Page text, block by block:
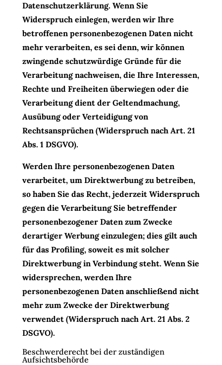
Datenschutzerklärung. Wenn Sie
Widerspruch einlegen, werden wir Ihre
betroffenen personenbezogenen Daten nicht
mehr verarbeiten, es sei denn, wir können
zwingende schutzwürdige Gründe für die
Verarbeitung nachweisen, die Ihre Interessen,
Rechte und Freiheiten überwiegen oder die
Verarbeitung dient der Geltendmachung,
Ausübung oder Verteidigung von
Rechtsansprüchen (Widerspruch nach Art. 21
Abs. 1 DSGVO).
Werden Ihre personenbezogenen Daten
verarbeitet, um Direktwerbung zu betreiben,
so haben Sie das Recht, jederzeit Widerspruch
gegen die Verarbeitung Sie betreffender
personenbezogener Daten zum Zwecke
derartiger Werbung einzulegen; dies gilt auch
für das Profiling, soweit es mit solcher
Direktwerbung in Verbindung steht. Wenn Sie
widersprechen, werden Ihre
personenbezogenen Daten anschließend nicht
mehr zum Zwecke der Direktwerbung
verwendet (Widerspruch nach Art. 21 Abs. 2
DSGVO).
Beschwerderecht bei der zuständigen
Aufsichtsbehörde